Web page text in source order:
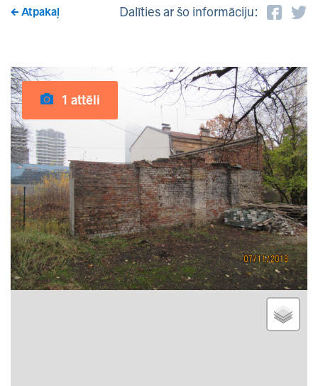
Atpakaļ Dalīties ar šo informāciju:
1 attēli